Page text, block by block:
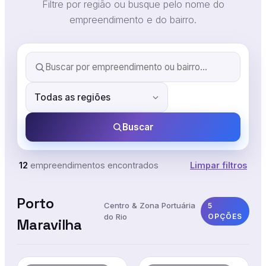
Filtre por região ou busque pelo nome do
empreendimento e do bairro.
Buscar
12 empreendimentos encontrados Limpar filtros
Porto
Maravilha
Centro & Zona Portuária
do Rio
5
OPÇÕES